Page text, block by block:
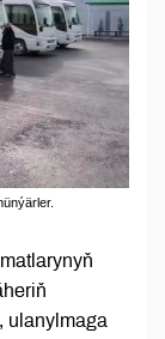
ulanylmaga